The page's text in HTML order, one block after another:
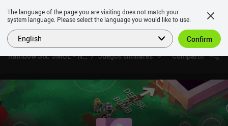
Rainbow Six: SMOL - NETFLIXJuegos similares Compartir
The language of the page you are visiting does not match your
system language. Please select the language you would like to use.
English Confirm